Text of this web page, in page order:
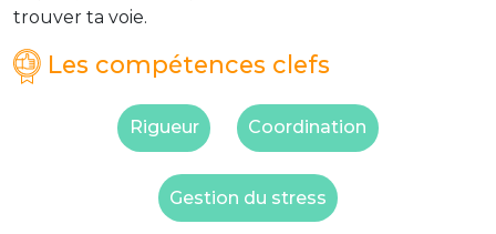
trouver ta voie.
Les compétences clefs
Rigueur Coordination
Gestion du stress